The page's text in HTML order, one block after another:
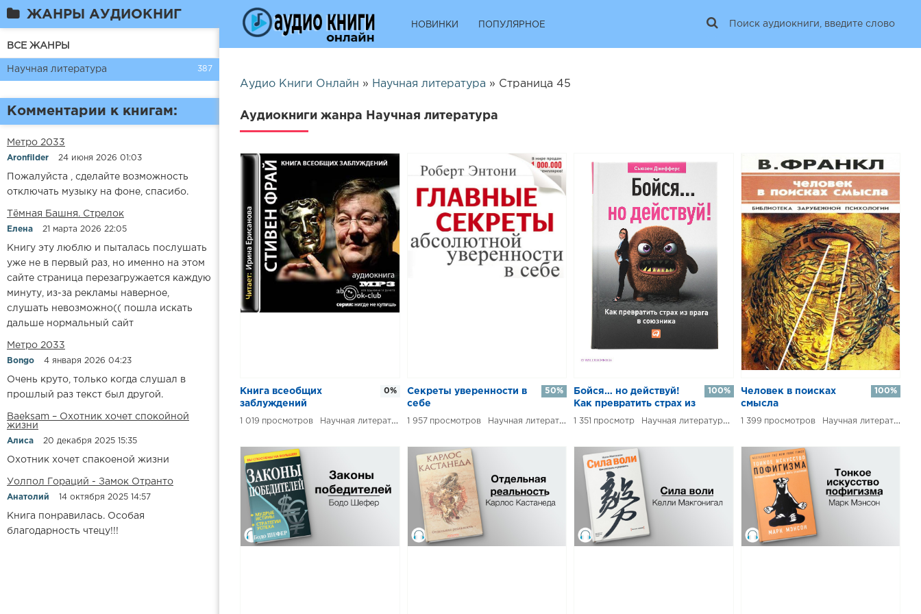
ЖАНРЫ АУДИОКНИГ
ВСЕ ЖАНРЫ
Научная литература 387
Комментарии к книгам:
Метро 2033
Aronfilder 24 июня 2026 01:03
Пожалуйста , сделайте возможность
отключать музыку на фоне, спасибо.
​​Тёмная Башня. Стрелок
Елена 21 марта 2026 22:05
Книгу эту люблю и пыталась послушать
уже не в первый раз, но именно на этом
сайте страница перезагружается каждую
минуту, из-за рекламы наверное,
слушать невозможно(( пошла искать
дальше нормальный сайт
Метро 2033
Bongo 4 января 2026 04:23
Очень круто, только когда слушал в
прошлый раз текст был другой.
Baeksam – Охотник хочет спокойной
жизни
Алиса 20 декабря 2025 15:35
Охотник хочет спакоеной жизни
Уолпол Гораций - Замок Отранто
Анатолий 14 октября 2025 14:57
Книга понравилась. Особая
благодарность чтецу!!!
НОВИНКИ ПОПУЛЯРНОЕ
Аудио Книги Онлайн » Научная литература » Страница 45
Аудиокниги жанра Научная литература
Книга всеобщих
заблуждений
1 019 Научная литература
0%
Секреты уверенности в
себе
1 957 Научная литература / Психология / Практическая психология
50%
Бойся… но действуй!
Как превратить страх из
врага
1 351 Научная литература / Психология / Практическая психология
100%
Человек в поисках
смысла
1 399 Научная литература / Практическая психология / Психология
100%